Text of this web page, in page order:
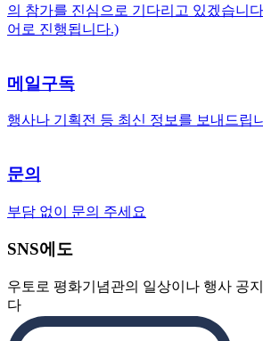
의 참가를 진심으로 기다리고 있겠습니
어로 진행됩니다.)
메일구독
행사나 기획전 등 최신 정보를 보내드립
문의
부담 없이 문의 주세요
SNS에도
우토로 평화기념관의 일상이나 행사 공
다